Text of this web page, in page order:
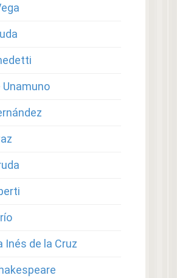
Unamuno
Inés de la Cruz